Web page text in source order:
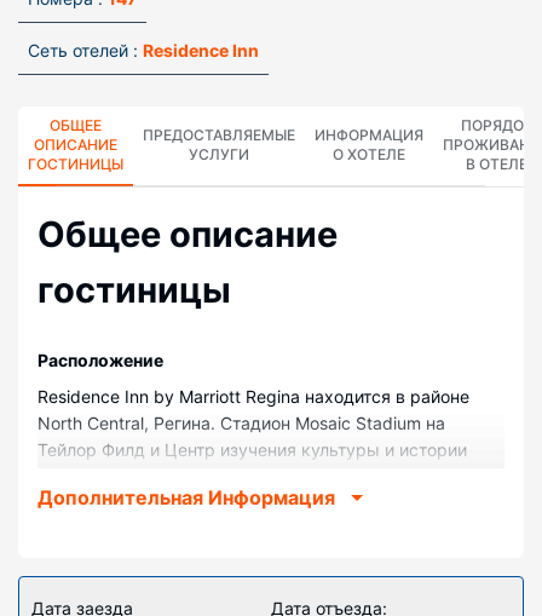
Сеть отелей : Residence Inn
ОБЩЕЕ
ОПИСАНИЕ
ГОСТИНИЦЫ
ПРЕДОСТАВЛЯЕМЫЕ
УСЛУГИ
ИНФОРМАЦИЯ
О ХОТЕЛЕ
ПОРЯДОК
В ОТЕЛЕ
Общее описание
гостиницы
Pасположение
Residence Inn by Marriott Regina находится в районе
North Central, Регина. Стадион Mosaic Stadium на
Тейлор Филд и Центр изучения культуры и истории
в 5 минутах езды на автомобиле. Отель для семейного
Правительственная резиденция — в 0,8 км от него.
Дополнительная Информация
Дата заезда Дата отъезда: